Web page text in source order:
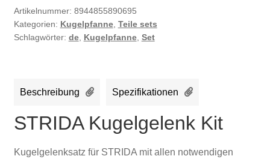
Artikelnummer: 8944855890695
Kategorien: Kugelpfanne, Teile sets
Schlagwörter: de, Kugelpfanne, Set
Beschreibung Spezifikationen
STRIDA Kugelgelenk Kit
Kugelgelenksatz für STRIDA mit allen notwendigen